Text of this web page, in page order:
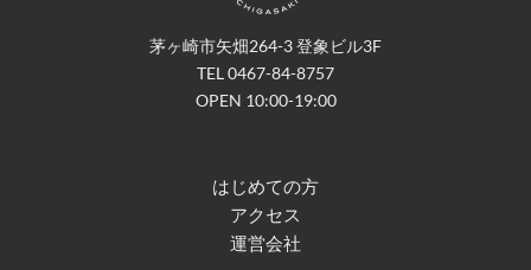
茅ヶ崎市矢畑264-3 登象ビル3F
TEL 0467-84-8757
OPEN 10:00-19:00
はじめての方
アクセス
運営会社